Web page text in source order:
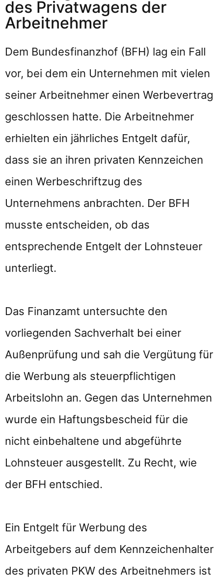
des Privatwagens der
Arbeitnehmer
Dem Bundesfinanzhof (BFH) lag ein Fall
vor, bei dem ein Unternehmen mit vielen
seiner Arbeitnehmer einen Werbevertrag
geschlossen hatte. Die Arbeitnehmer
erhielten ein jährliches Entgelt dafür,
dass sie an ihren privaten Kennzeichen
einen Werbeschriftzug des
Unternehmens anbrachten. Der BFH
musste entscheiden, ob das
entsprechende Entgelt der Lohnsteuer
unterliegt.
Das Finanzamt untersuchte den
vorliegenden Sachverhalt bei einer
Außenprüfung und sah die Vergütung für
die Werbung als steuerpflichtigen
Arbeitslohn an. Gegen das Unternehmen
wurde ein Haftungsbescheid für die
nicht einbehaltene und abgeführte
Lohnsteuer ausgestellt. Zu Recht, wie
der BFH entschied.
Ein Entgelt für Werbung des
Arbeitgebers auf dem Kennzeichenhalter
des privaten PKW des Arbeitnehmers ist